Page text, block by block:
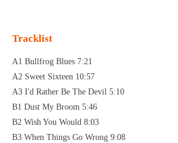
Tracklist
A1 Bullfrog Blues 7:21
A2 Sweet Sixteen 10:57
A3 I'd Rather Be The Devil 5:10
B1 Dust My Broom 5:46
B2 Wish You Would 8:03
B3 When Things Go Wrong 9:08